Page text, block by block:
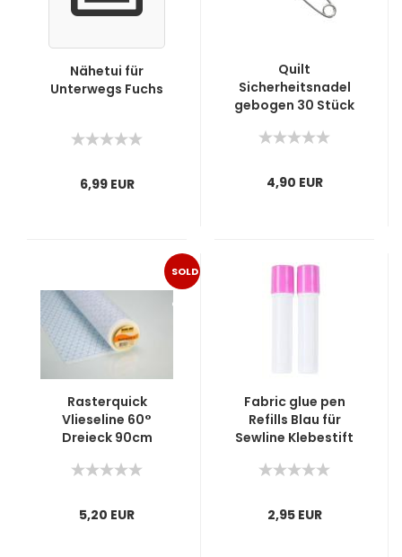
Nähetui für
Unterwegs Fuchs
6,99 EUR
Quilt
Sicherheitsnadel
gebogen 30 Stück
4,90 EUR
SOLD
OUT
Rasterquick
Vlieseline 60°
Dreieck 90cm
5,20 EUR
Fabric glue pen
Refills Blau für
Sewline Klebestift
2,95 EUR